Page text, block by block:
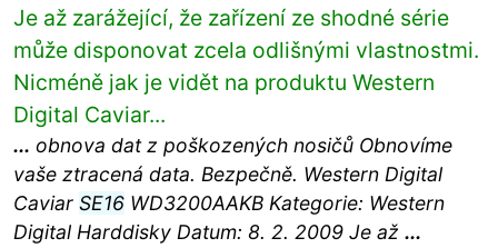
Je až zarážející, že zařízení ze shodné série
může disponovat zcela odlišnými vlastnostmi.
Nicméně jak je vidět na produktu Western
Digital Caviar...
... obnova dat z poškozených nosičů Obnovíme
vaše ztracená data. Bezpečně. Western Digital
Caviar SE16WD3200AAKB Kategorie: Western
Digital Harddisky Datum: 8. 2. 2009 Je až ...